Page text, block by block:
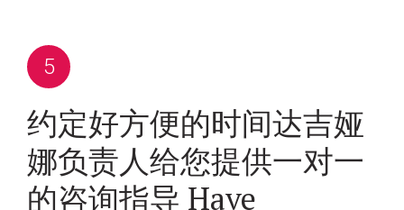
约定好方便的时间达吉娅
娜负责人给您提供一对一
的咨询指导 Have